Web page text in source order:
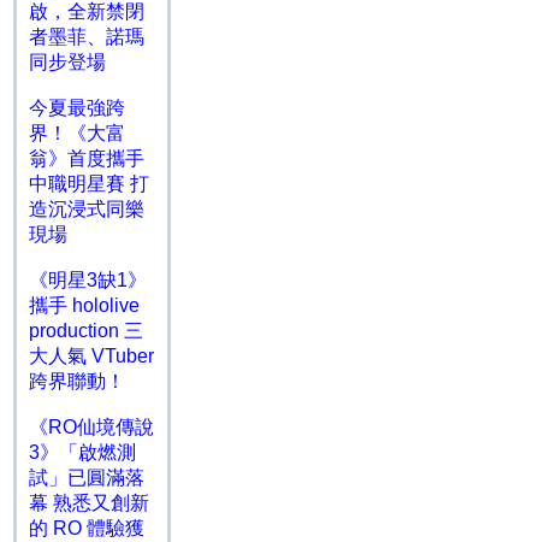
啟，全新禁閉
者墨菲、諾瑪
同步登場
今夏最強跨
界！《大富
翁》首度攜手
中職明星賽 打
造沉浸式同樂
現場
《明星3缺1》
攜手 hololive
production 三
大人氣 VTuber
跨界聯動！
《RO仙境傳說
3》「啟燃測
試」已圓滿落
幕 熟悉又創新
的 RO 體驗獲